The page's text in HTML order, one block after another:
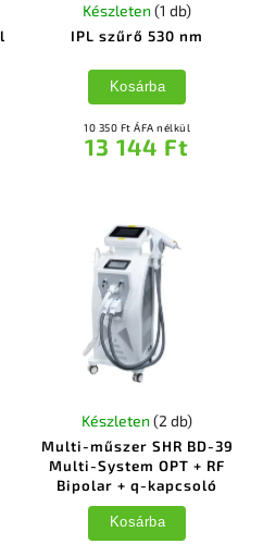
IPL szűrő 530 nm
Készleten(1 db)
10 350 Ft ÁFA nélkül
13 144 Ft
Kosárba
Multi-műszer SHR BD-39
Multi-System OPT + RF
Bipolar + q-kapcsoló
Készleten(2 db)
Kosárba